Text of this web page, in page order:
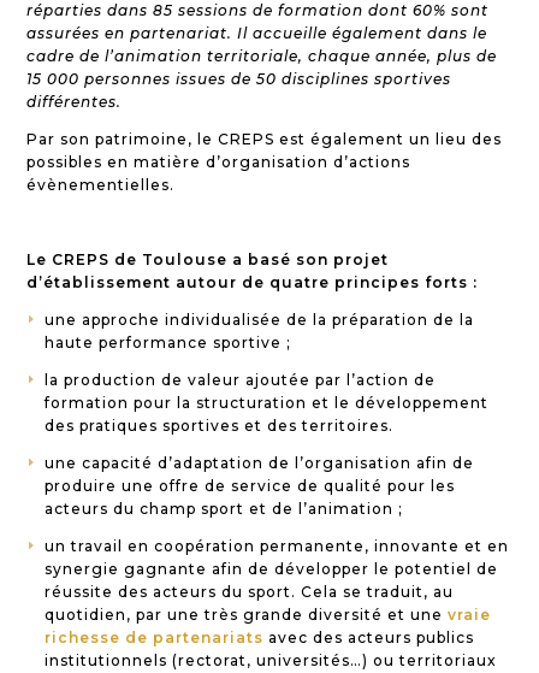
réparties dans 85 sessions de formation dont 60% sont
assurées en partenariat. Il accueille également dans le
cadre de l’animation territoriale, chaque année, plus de
15 000 personnes issues de 50 disciplines sportives
différentes.
Par son patrimoine, le CREPS est également un lieu des
possibles en matière d’organisation d’actions
évènementielles.
Le CREPS de Toulouse a basé son projet
d’établissement autour de quatre principes forts :
E
une approche individualisée de la préparation de la
haute performance sportive ;
E
la production de valeur ajoutée par l’action de
formation pour la structuration et le développement
des pratiques sportives et des territoires.
E
une capacité d’adaptation de l’organisation afin de
produire une offre de service de qualité pour les
acteurs du champ sport et de l’animation ;
E
un travail en coopération permanente, innovante et en
synergie gagnante afin de développer le potentiel de
réussite des acteurs du sport. Cela se traduit, au
quotidien, par une très grande diversité et unevraie
richesse de partenariats avec des acteurs publics
institutionnels (rectorat, universités…) ou territoriaux